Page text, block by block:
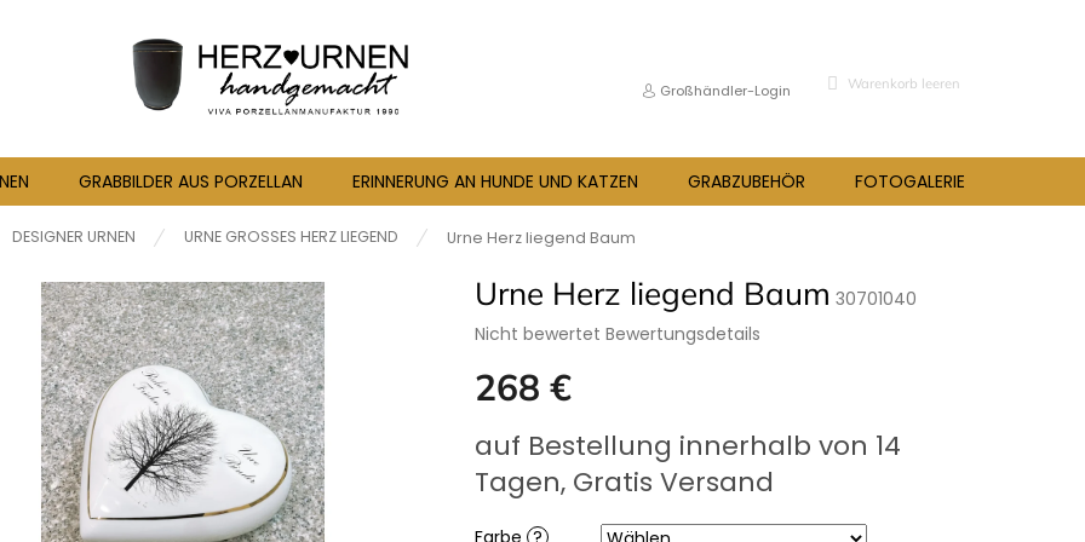
Großhändler-Login WARENKORB
Warenkorb leeren
GRABBILDER AUS PORZELLAN ERINNERUNG AN HUNDE UND KATZEN GRABZUBEHÖR FOTOGALERIE
DESIGNER URNEN URNE GROSSES HERZ LIEGEND Urne Herz liegend Baum
Urne Herz liegend Baum 30701040
Die
Produktbewertung
ist
von
5
Sternen.
Nicht bewertet Bewertungsdetails
268 €
auf Bestellung innerhalb von 14
Tagen, Gratis Versand